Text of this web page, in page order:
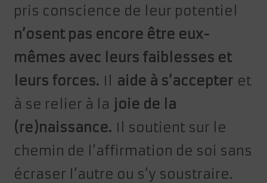
pris conscience de leur potentiel
n’osent pas encore être eux-
mêmes avec leurs faiblesses et
leurs forces. Il aide à s’accepter et
à se relier à la joie de la
(re)naissance. Il soutient sur le
chemin de l’affirmation de soi sans
écraser l’autre ou s’y soustraire.